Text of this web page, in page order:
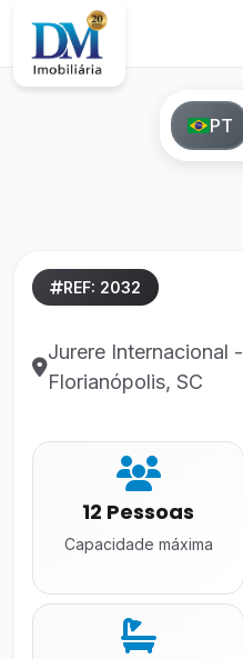
PT
REF: 2032
Jurere Internacional -
Florianópolis, SC
12 Pessoas
Capacidade máxima